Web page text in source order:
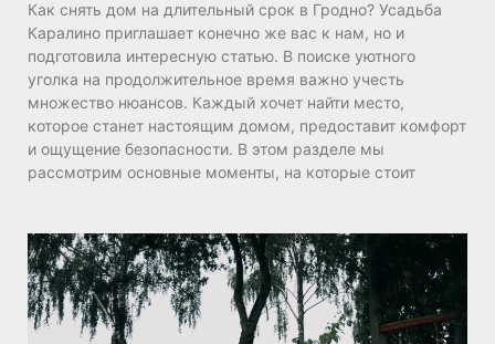
Как снять дом на длительный срок в Гродно? Усадьба
Каралино приглашает конечно же вас к нам, но и
подготовила интересную статью. В поиске уютного
уголка на продолжительное время важно учесть
множество нюансов. Каждый хочет найти место,
которое станет настоящим домом, предоставит комфорт
и ощущение безопасности. В этом разделе мы
рассмотрим основные моменты, на которые стоит